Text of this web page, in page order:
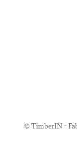
© TimberIN –